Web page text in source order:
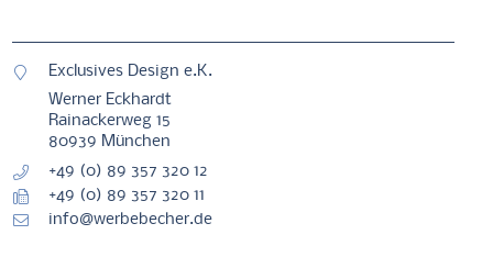
Exclusives Design e.K.
Werner Eckhardt
Rainackerweg 15
80939 München
+49 (0) 89 357 320 12
+49 (0) 89 357 320 11
info@werbebecher.de